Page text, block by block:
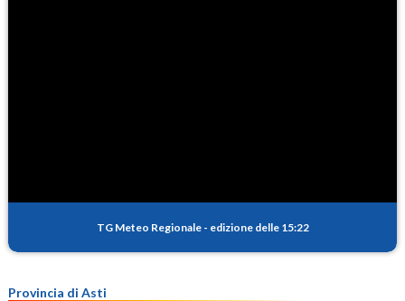
TG Meteo Regionale - edizione delle 15:22
Provincia di Asti